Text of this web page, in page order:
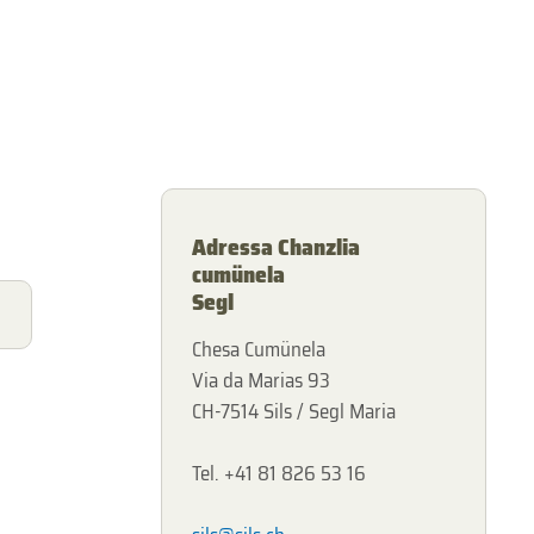
Adressa Chanzlia
cumünela
Segl
Chesa Cumünela
Via da Marias 93
CH-7514 Sils / Segl Maria
Tel. +41 81 826 53 16